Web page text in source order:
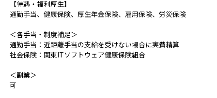
【待遇・福利厚生】
通勤手当、健康保険、厚生年金保険、雇用保険、労災保険
＜各手当・制度補足＞
通勤手当：近距離手当の支給を受けない場合に実費精算
社会保険：関東ITソフトウェア健康保険組合
＜副業＞
可